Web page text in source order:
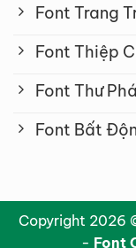
Font Trang
Font Thiệp
Font Thư
Font Bất
Copyright 2026
- Font